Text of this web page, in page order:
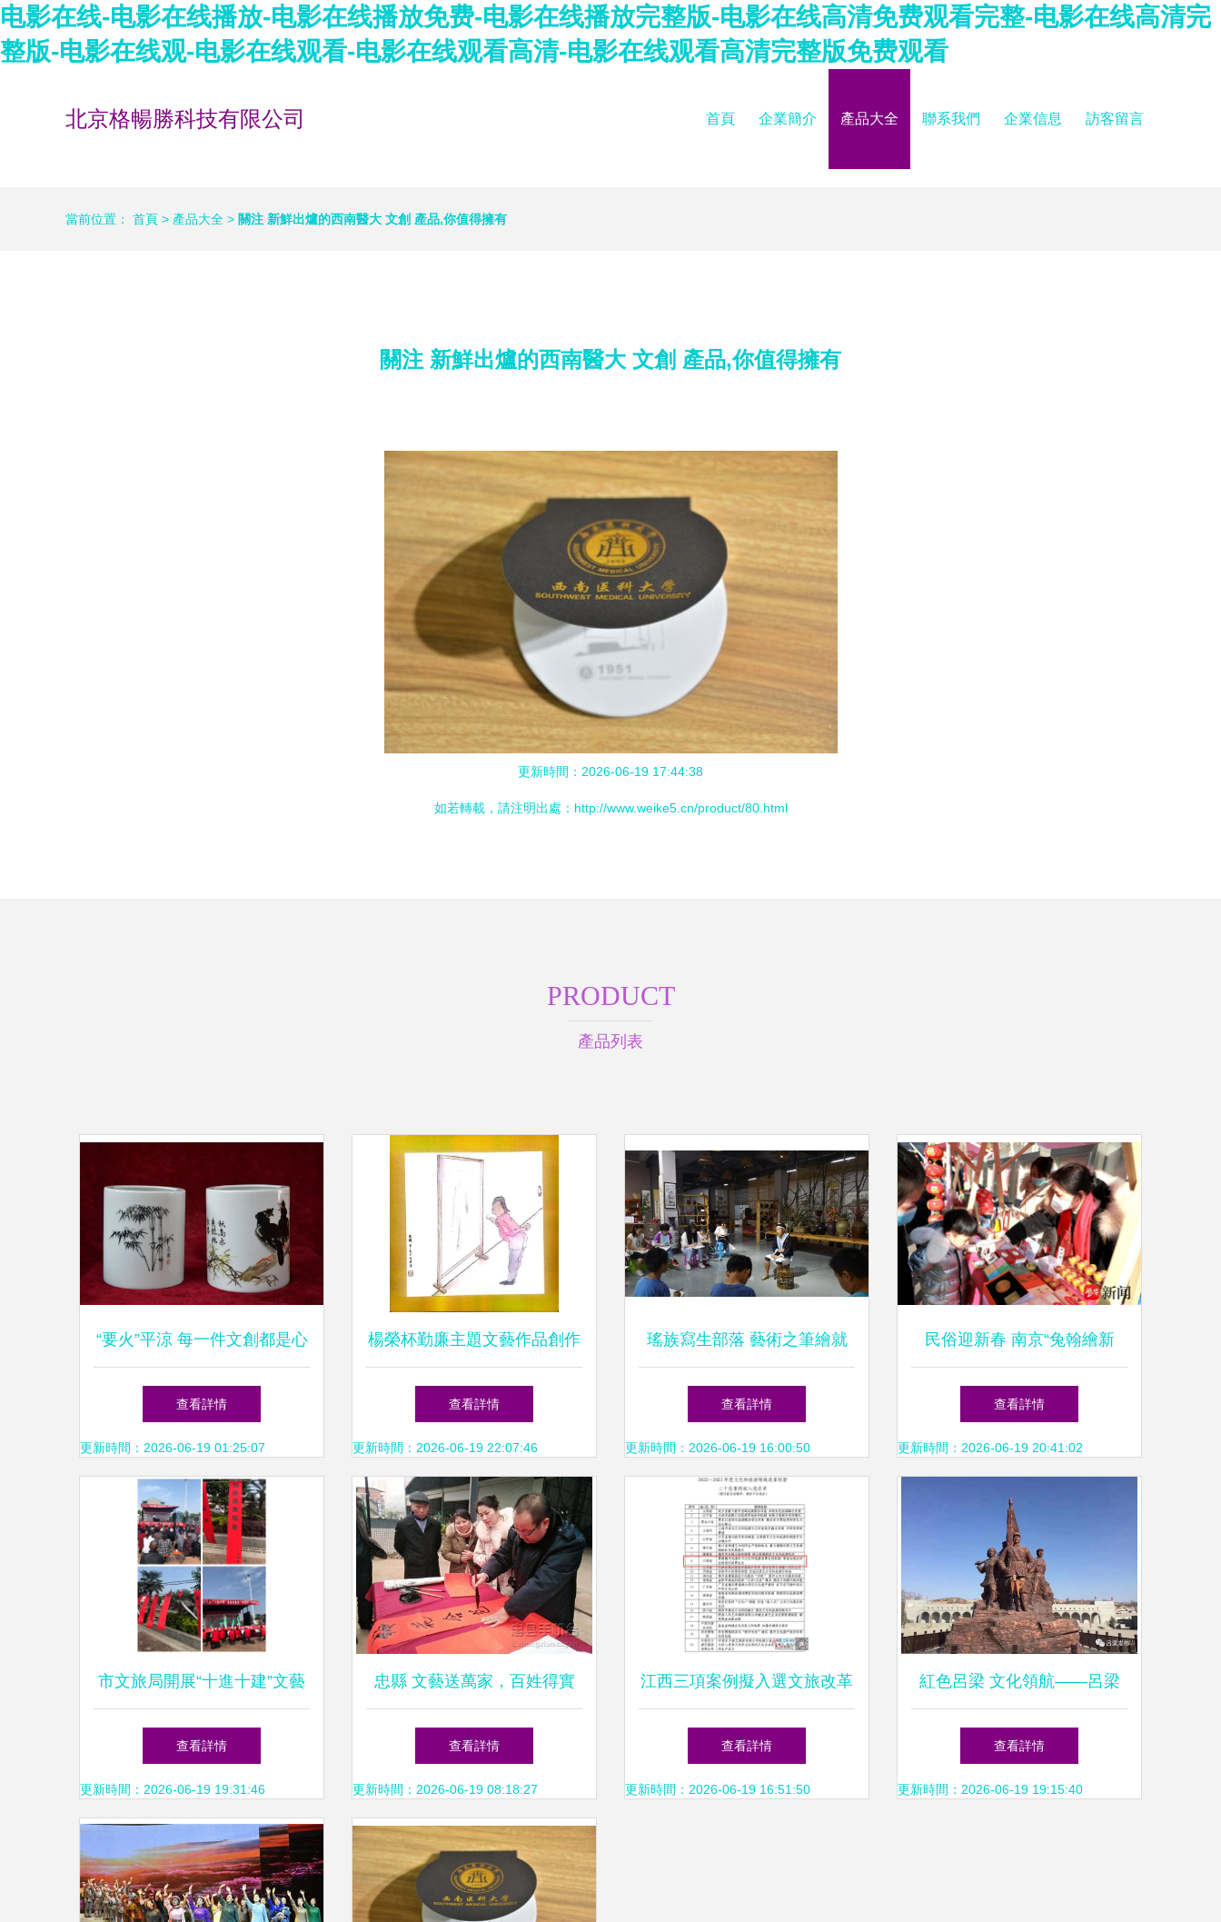
电影在线-电影在线播放-电影在线播放免费-电影在线播放完整版-电影在线高清免费观看完整-电影在线高清完
整版-电影在线观-电影在线观看-电影在线观看高清-电影在线观看高清完整版免费观看
北京格暢勝科技有限公司 首頁 企業簡介 產品大全 聯系我們 企業信息 訪客留言
當前位置： 首頁 > 產品大全 > 關注 新鮮出爐的西南醫大 文創 產品,你值得擁有
關注 新鮮出爐的西南醫大 文創 產品,你值得擁有
更新時間：2026-06-19 17:44:38
如若轉載，請注明出處：http://www.weike5.cn/product/80.html
PRODUCT
產品列表
“要火”平涼 每一件文創都是心
動的文藝盛宴
查看詳情
更新時間：2026-06-19 01:25:07
楊榮杯勤廉主題文藝作品創作
大賽優秀作品掠影
查看詳情
更新時間：2026-06-19 22:07:46
瑤族寫生部落 藝術之筆繪就
荔波鄉村振興新畫卷
查看詳情
更新時間：2026-06-19 16:00:50
民俗迎新春 南京“兔翰繪新
春”民俗游樂會點亮佳節魅力
查看詳情
更新時間：2026-06-19 20:41:02
市文旅局開展“十進十建”文藝
惠民演出活動
查看詳情
更新時間：2026-06-19 19:31:46
忠縣 文藝送萬家，百姓得實
惠——以文藝創作引領文化惠
民新風尚
查看詳情
更新時間：2026-06-19 08:18:27
江西三項案例擬入選文旅改革
創新典范 文藝創作領域迎發
展新契機
查看詳情
更新時間：2026-06-19 16:51:50
紅色呂梁 文化領航——呂梁
文化強市建設為高質量發展注
入強勁動力
查看詳情
更新時間：2026-06-19 19:15:40